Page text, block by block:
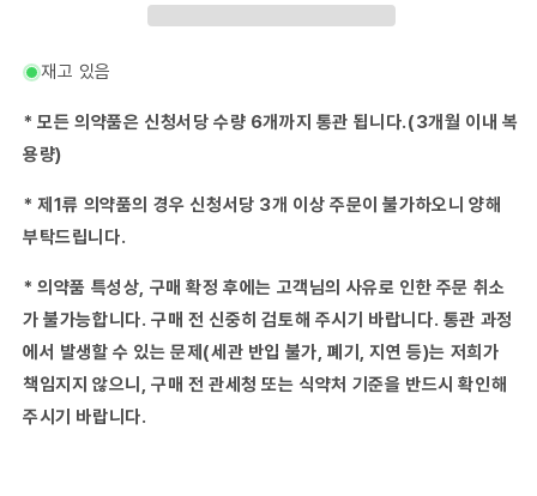
#
탕
엑
기
스
정
N
정-
수
량
줄
임
탕
스
정
정-
수
량
림
재고 있음
* 모든 의약품은 신청서당 수량 6개까지 통관 됩니다.(3개월 이내 복
용량)
* 제1류 의약품의 경우 신청서당 3개 이상 주문이 불가하오니 양해
부탁드립니다.
* 의약품 특성상, 구매 확정 후에는 고객님의 사유로 인한 주문 취소
가 불가능합니다. 구매 전 신중히 검토해 주시기 바랍니다. 통관 과정
에서 발생할 수 있는 문제(세관 반입 불가, 폐기, 지연 등)는 저희가
책임지지 않으니, 구매 전 관세청 또는 식약처 기준을 반드시 확인해
주시기 바랍니다.